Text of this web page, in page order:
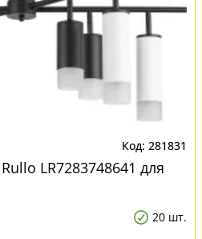
281831
LR7283748641 для
20 шт.